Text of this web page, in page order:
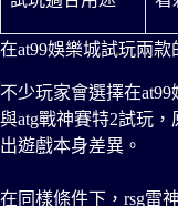
在at99娛樂城試玩兩款
不少玩家會選擇在
與atg戰神賽特2試玩
出遊戲本身差異。
在同樣條件下，rsg雷